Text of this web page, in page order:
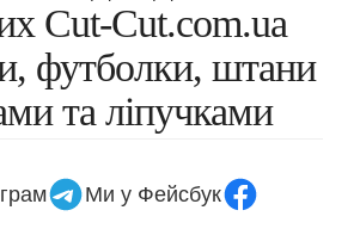
Cut-Cut.com.ua
футболки, штани
та ліпучками
Ми у Фейсбук